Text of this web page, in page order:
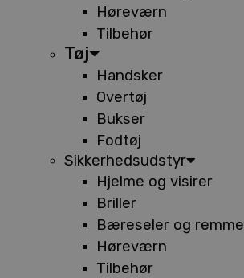
Høreværn
Tilbehør
Tøj
Handsker
Overtøj
Bukser
Fodtøj
Sikkerhedsudstyr
Hjelme og visirer
Briller
Bæreseler og remme
Høreværn
Tilbehør